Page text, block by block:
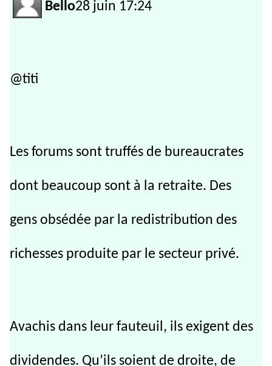
Bello28 juin 17:24
@titi
Les forums sont truffés de bureaucrates
dont beaucoup sont à la retraite. Des
gens obsédée par la redistribution des
richesses produite par le secteur privé.
Avachis dans leur fauteuil, ils exigent des
dividendes. Qu’ils soient de droite, de